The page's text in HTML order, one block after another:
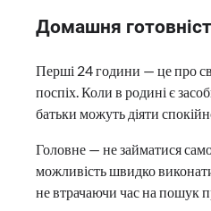
Домашня
Перші 24 години — це про
поспіх. Коли в родині є
батьки можуть діяти
Головне — не займатися
можливість швидко
не втрачаючи час на пошук